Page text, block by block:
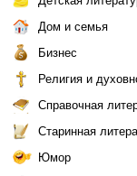
Дом и семья
Бизнес
Религия и
Справочная
Старинная
Юмор